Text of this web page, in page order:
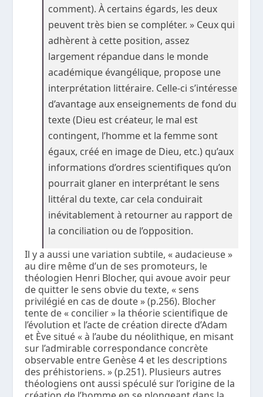
comment). À certains égards, les deux
peuvent très bien se compléter. » Ceux qui
adhèrent à cette position, assez
largement répandue dans le monde
académique évangélique, propose une
interprétation littéraire. Celle-ci s’intéresse
d’avantage aux enseignements de fond du
texte (Dieu est créateur, le mal est
contingent, l’homme et la femme sont
égaux, créé en image de Dieu, etc.) qu’aux
informations d’ordres scientifiques qu’on
pourrait glaner en interprétant le sens
littéral du texte, car cela conduirait
inévitablement à retourner au rapport de
la conciliation ou de l’opposition.
Il y a aussi une variation subtile, « audacieuse »
au dire même d’un de ses promoteurs, le
théologien Henri Blocher, qui avoue avoir peur
de quitter le sens obvie du texte, « sens
privilégié en cas de doute » (p.256). Blocher
tente de « concilier » la théorie scientifique de
l’évolution et l’acte de création directe d’Adam
et Ève situé « à l’aube du néolithique, en misant
sur l’admirable correspondance concrète
observable entre Genèse 4 et les descriptions
des préhistoriens. » (p.251). Plusieurs autres
théologiens ont aussi spéculé sur l’origine de la